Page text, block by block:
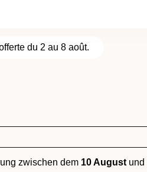
du 2 au 8 août.
zwischen dem 10 August und